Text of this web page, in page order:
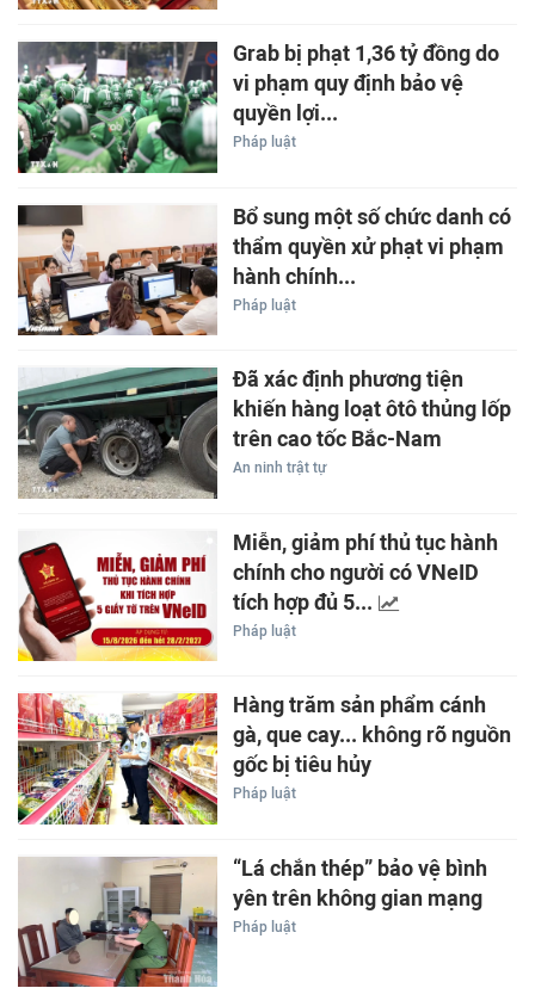
Grab bị phạt 1,36 tỷ đồng do
vi phạm quy định bảo vệ
quyền lợi...
Pháp luật
Bổ sung một số chức danh có
thẩm quyền xử phạt vi phạm
hành chính...
Pháp luật
Đã xác định phương tiện
khiến hàng loạt ôtô thủng lốp
trên cao tốc Bắc-Nam
An ninh trật tự
Miễn, giảm phí thủ tục hành
chính cho người có VNeID
tích hợp đủ 5...
Pháp luật
Hàng trăm sản phẩm cánh
gà, que cay... không rõ nguồn
gốc bị tiêu hủy
Pháp luật
“Lá chắn thép” bảo vệ bình
yên trên không gian mạng
Pháp luật